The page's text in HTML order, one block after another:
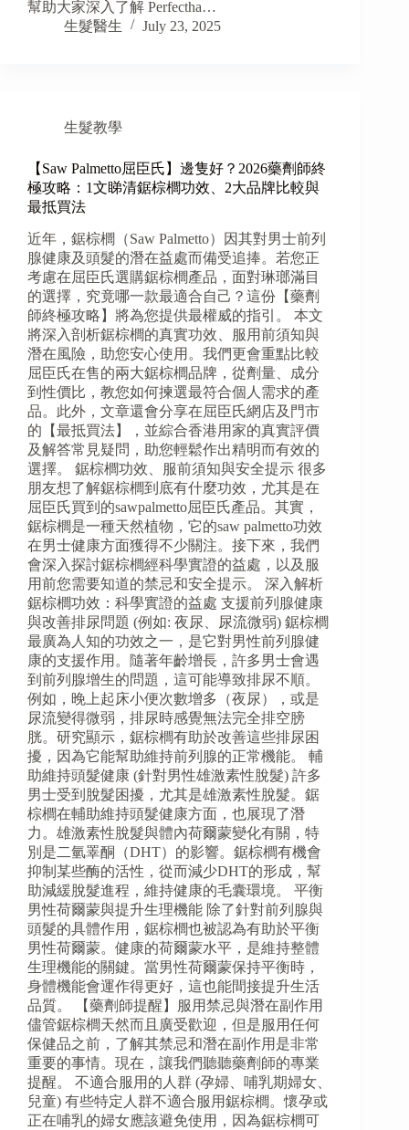
幫助大家深入了解 Perfectha…
生髮醫生
July 23, 2025
生髮教學
【Saw Palmetto屈臣氏】邊隻好？2026藥劑師終
極攻略：1文睇清鋸棕櫚功效、2大品牌比較與
最抵買法
近年，鋸棕櫚（Saw Palmetto）因其對男士前列
腺健康及頭髮的潛在益處而備受追捧。若您正
考慮在屈臣氏選購鋸棕櫚產品，面對琳瑯滿目
的選擇，究竟哪一款最適合自己？這份【藥劑
師終極攻略】將為您提供最權威的指引。 本文
將深入剖析鋸棕櫚的真實功效、服用前須知與
潛在風險，助您安心使用。我們更會重點比較
屈臣氏在售的兩大鋸棕櫚品牌，從劑量、成分
到性價比，教您如何揀選最符合個人需求的產
品。此外，文章還會分享在屈臣氏網店及門市
的【最抵買法】，並綜合香港用家的真實評價
及解答常見疑問，助您輕鬆作出精明而有效的
選擇。 鋸棕櫚功效、服前須知與安全提示 很多
朋友想了解鋸棕櫚到底有什麼功效，尤其是在
屈臣氏買到的sawpalmetto屈臣氏產品。其實，
鋸棕櫚是一種天然植物，它的saw palmetto功效
在男士健康方面獲得不少關注。接下來，我們
會深入探討鋸棕櫚經科學實證的益處，以及服
用前您需要知道的禁忌和安全提示。 深入解析
鋸棕櫚功效：科學實證的益處 支援前列腺健康
與改善排尿問題 (例如: 夜尿、尿流微弱) 鋸棕櫚
最廣為人知的功效之一，是它對男性前列腺健
康的支援作用。隨著年齡增長，許多男士會遇
到前列腺增生的問題，這可能導致排尿不順。
例如，晚上起床小便次數增多（夜尿），或是
尿流變得微弱，排尿時感覺無法完全排空膀
胱。研究顯示，鋸棕櫚有助於改善這些排尿困
擾，因為它能幫助維持前列腺的正常機能。 輔
助維持頭髮健康 (針對男性雄激素性脫髮) 許多
男士受到脫髮困擾，尤其是雄激素性脫髮。鋸
棕櫚在輔助維持頭髮健康方面，也展現了潛
力。雄激素性脫髮與體內荷爾蒙變化有關，特
別是二氫睪酮（DHT）的影響。鋸棕櫚有機會
抑制某些酶的活性，從而減少DHT的形成，幫
助減緩脫髮進程，維持健康的毛囊環境。 平衡
男性荷爾蒙與提升生理機能 除了針對前列腺與
頭髮的具體作用，鋸棕櫚也被認為有助於平衡
男性荷爾蒙。健康的荷爾蒙水平，是維持整體
生理機能的關鍵。當男性荷爾蒙保持平衡時，
身體機能會運作得更好，這也能間接提升生活
品質。 【藥劑師提醒】服用禁忌與潛在副作用
儘管鋸棕櫚天然而且廣受歡迎，但是服用任何
保健品之前，了解其禁忌和潛在副作用是非常
重要的事情。現在，讓我們聽聽藥劑師的專業
提醒。 不適合服用的人群 (孕婦、哺乳期婦女、
兒童) 有些特定人群不適合服用鋸棕櫚。懷孕或
正在哺乳的婦女應該避免使用，因為鋸棕櫚可